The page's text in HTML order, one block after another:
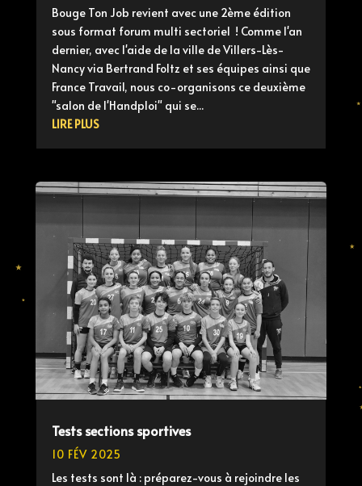
Bouge Ton Job revient avec une 2ème édition
sous format forum multi sectoriel ! Comme l'an
dernier, avec l'aide de la ville de Villers-Lès-
Nancy via Bertrand Foltz et ses équipes ainsi que
France Travail, nous co-organisons ce deuxième
"salon de l'Handploi" qui se...
LIRE PLUS
Tests sections sportives
10 FÉV 2025
Les tests sont là : préparez-vous à rejoindre les